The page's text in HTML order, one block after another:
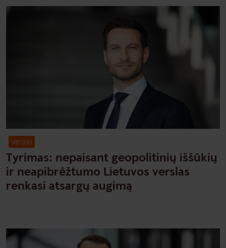
Verslas
Tyrimas: nepaisant geopolitinių iššūkių
ir neapibrėžtumo Lietuvos verslas
renkasi atsargų augimą